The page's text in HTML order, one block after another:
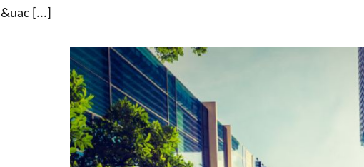
&uac [...]